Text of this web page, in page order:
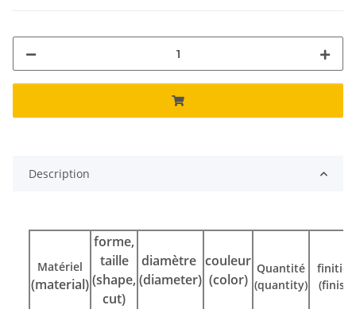
Description
Matériel
(material)
forme,
taille
(shape,
cut)
diamètre
(diameter)
couleur
(color)
Quantité
(quantity)
finition
(finish)